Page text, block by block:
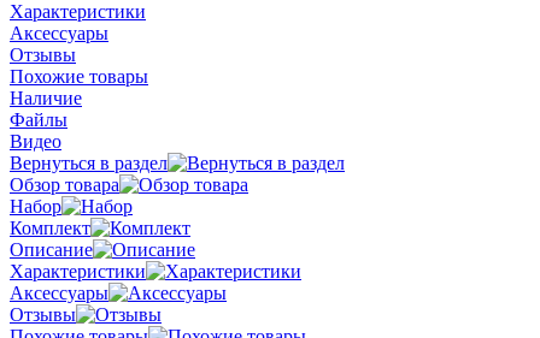
Характеристики
Аксессуары
Отзывы
Похожие товары
Наличие
Файлы
Видео
Вернуться в раздел
Обзор товара
Набор
Комплект
Описание
Характеристики
Аксессуары
Отзывы